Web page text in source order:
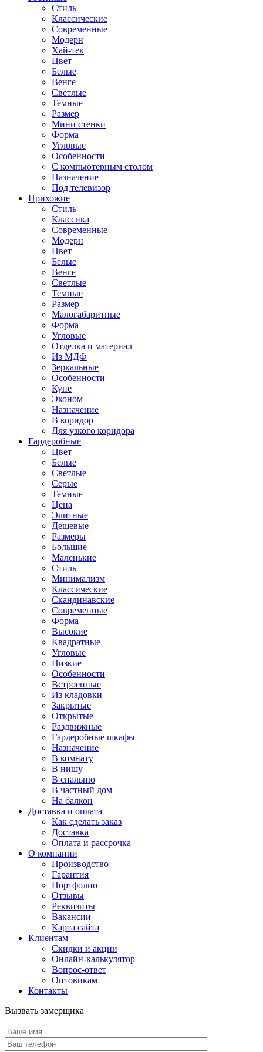
Стиль
Классические
Современные
Модерн
Хай-тек
Цвет
Белые
Венге
Светлые
Темные
Размер
Мини стенки
Форма
Угловые
Особенности
С компьютерным столом
Назначение
Под телевизор
Прихожие
Стиль
Классика
Современные
Модерн
Цвет
Белые
Венге
Светлые
Темные
Размер
Малогабаритные
Форма
Угловые
Отделка и материал
Из МДФ
Зеркальные
Особенности
Купе
Эконом
Назначение
В коридор
Для узкого коридора
Гардеробные
Цвет
Белые
Светлые
Серые
Темные
Цена
Элитные
Дешевые
Размеры
Большие
Маленькие
Стиль
Минимализм
Классические
Скандинавские
Современные
Форма
Высокие
Квадратные
Угловые
Низкие
Особенности
Встроенные
Из кладовки
Закрытые
Открытые
Раздвижные
Гардеробные шкафы
Назначение
В комнату
В нишу
В спальню
В частный дом
На балкон
Доставка и оплата
Как сделать заказ
Доставка
Оплата и рассрочка
О компании
Производство
Гарантия
Портфолио
Отзывы
Реквизиты
Вакансии
Карта сайта
Клиентам
Скидки и акции
Онлайн-калькулятор
Вопрос-ответ
Оптовикам
Контакты
Вызвать замерщика